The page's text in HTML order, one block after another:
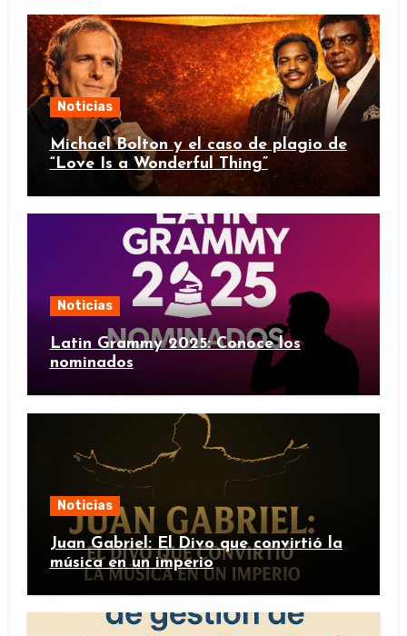
Noticias
Michael Bolton y el caso de plagio de
“Love Is a Wonderful Thing”
Noticias
Latin Grammy 2025: Conoce los
nominados
Noticias
Juan Gabriel: El Divo que convirtió la
música en un imperio